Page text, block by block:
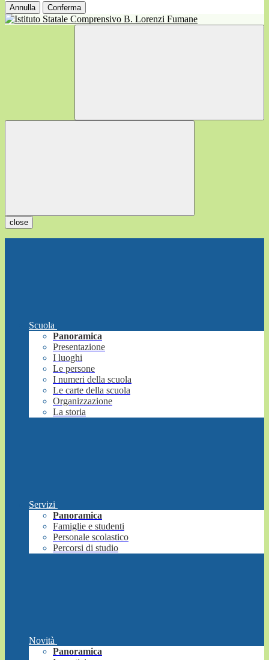
Annulla Conferma
close
Scuola
Panoramica
Presentazione
I luoghi
Le persone
I numeri della scuola
Le carte della scuola
Organizzazione
La storia
Servizi
Panoramica
Famiglie e studenti
Personale scolastico
Percorsi di studio
Novità
Panoramica